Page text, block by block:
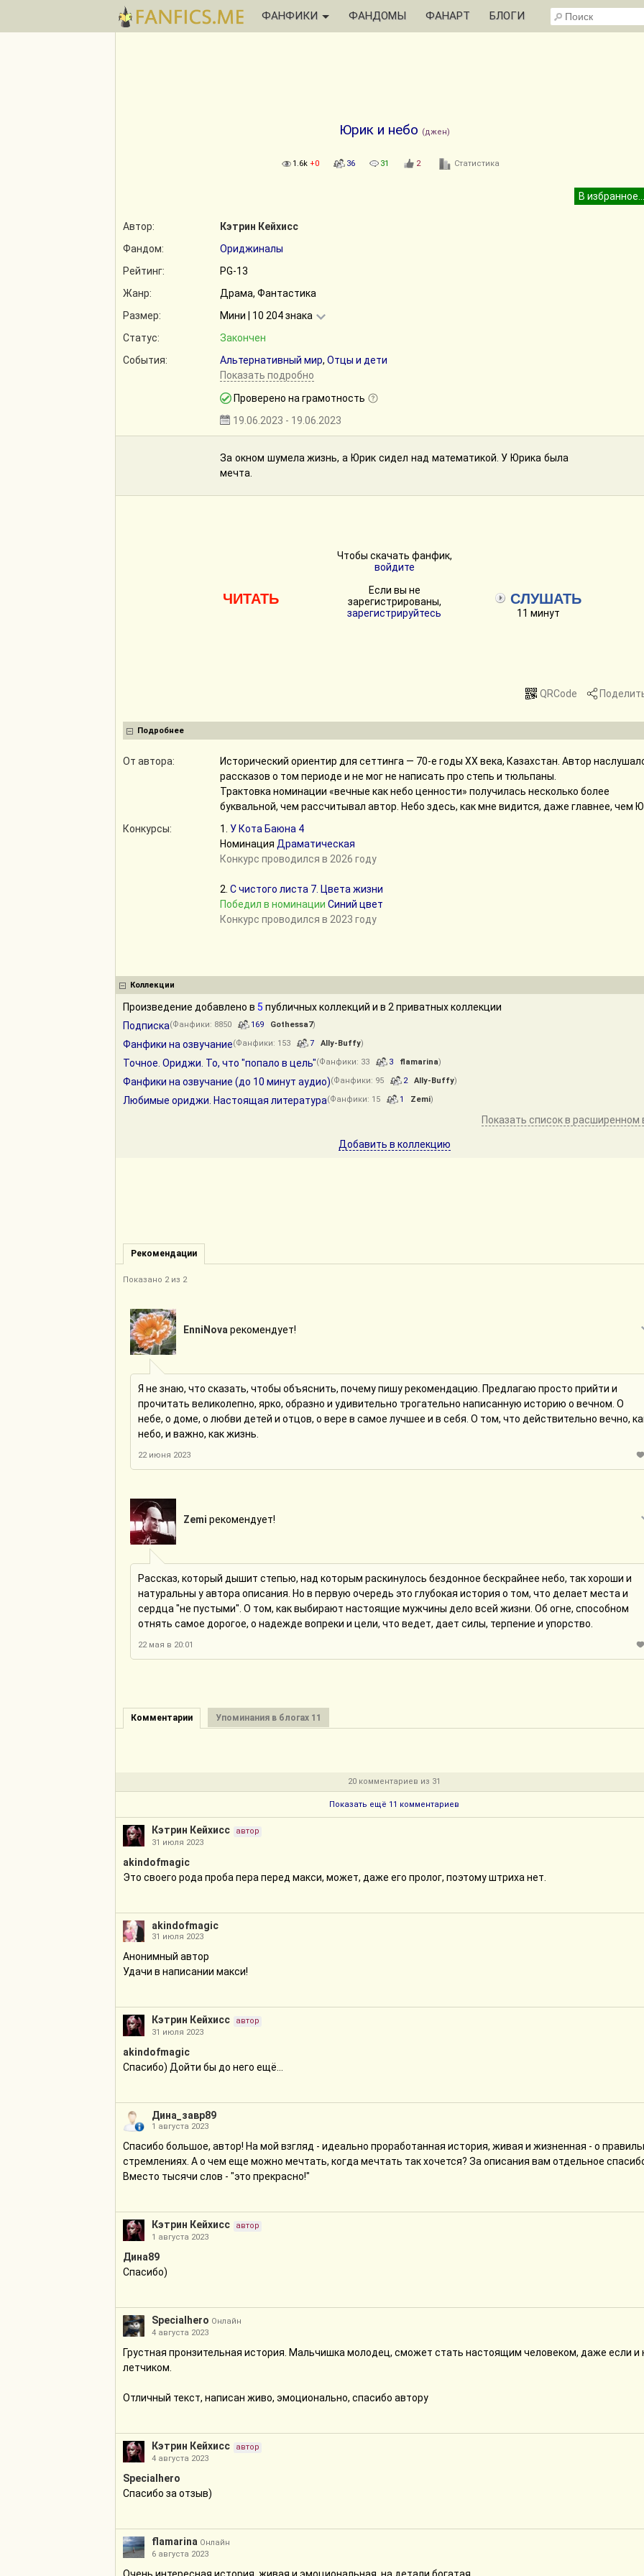
ФАНФИКИ ФАНДОМЫ ФАНАРТ БЛОГИ
Юрик и небо (джен)
1.6k +0 36 31 2 Статистика
Автор:
Кэтрин Кейхисc
Фандом:
Ориджиналы
Рейтинг:
PG-13
Жанр:
Драма, Фантастика
Размер:
Мини | 10 204 знака
Статус:
Закончен
События:
Альтернативный мир, Отцы и дети
Показать подробно
Проверено на грамотность
19.06.2023 - 19.06.2023
За окном шумела жизнь, а Юрик сидел над математикой. У Юрика была
мечта.
ЧИТАТЬ
Чтобы скачать фанфик,
войдите
Если вы не
зарегистрированы,
зарегистрируйтесь
СЛУШАТЬ
11 минут
QRCode
Подробнее
От автора:
Исторический ориентир для сеттинга — 70-е годы XX века, Казахстан. Автор
рассказов о том периоде и не мог не написать про степь и тюльпаны.
Трактовка номинации «вечные как небо ценности» получилась несколько более
буквальной, чем рассчитывал автор. Небо здесь, как мне видится, даже главнее, чем
Конкурсы:
1. У Кота Баюна 4
Номинация Драматическая
Конкурс проводился в 2026 году
2. С чистого листа 7. Цвета жизни
Победил в номинации Синий цвет
Конкурс проводился в 2023 году
Коллекции
Произведение добавлено в 5 публичных коллекций и в 2 приватных коллекции
Подписка(Фанфики: 8850 169 Gothessa7)
Фанфики на озвучание(Фанфики: 153 7 Ally-Buffy)
Точное. Ориджи. То, что "попало в цель"(Фанфики: 33 3 flamarina)
Фанфики на озвучание (до 10 минут аудио)(Фанфики: 95 2 Ally-Buffy)
Любимые ориджи. Настоящая литература(Фанфики: 15 1 Zemi)
Показать список в расширенном
Добавить в коллекцию
Рекомендации
Показано 2 из 2
EnniNova рекомендует!
Я не знаю, что сказать, чтобы объяснить, почему пишу рекомендацию. Предлагаю просто прийти и
прочитать великолепно, ярко, образно и удивительно трогательно написанную историю о вечном. О
небе, о доме, о любви детей и отцов, о вере в самое лучшее и в себя. О том, что действительно вечно,
небо, и важно, как жизнь.
22 июня 2023
Zemi рекомендует!
Рассказ, который дышит степью, над которым раскинулось бездонное бескрайнее небо, так хороши и
натуральны у автора описания. Но в первую очередь это глубокая история о том, что делает места и
сердца "не пустыми". О том, как выбирают настоящие мужчины дело всей жизни. Об огне, способном
отнять самое дорогое, о надежде вопреки и цели, что ведет, дает силы, терпение и упорство.
22 мая в 20:01
Комментарии Упоминания в блогах 11
20 комментариев из 31
Показать ещё 11 комментариев
Кэтрин Кейхисc
автор
31 июля 2023
akindofmagic
Это своего рода проба пера перед макси, может, даже его пролог, поэтому штриха нет.
akindofmagic
31 июля 2023
Анонимный автор
Удачи в написании макси!
Кэтрин Кейхисc
автор
31 июля 2023
akindofmagic
Спасибо) Дойти бы до него ещё…
Дина_завр89
1 августа 2023
Спасибо большое, автор! На мой взгляд - идеально проработанная история, живая и жизненная - о
стремлениях. А о чем еще можно мечтать, когда мечтать так хочется? За описания вам отдельное
Вместо тысячи слов - "это прекрасно!"
Кэтрин Кейхисc
автор
1 августа 2023
Дина89
Спасибо)
Specialhero Онлайн
4 августа 2023
Грустная пронзительная история. Мальчишка молодец, сможет стать настоящим человеком, даже если и
летчиком.
Отличный текст, написан живо, эмоционально, спасибо автору
Кэтрин Кейхисc
автор
4 августа 2023
Specialhero
Спасибо за отзыв)
flamarina Онлайн
6 августа 2023